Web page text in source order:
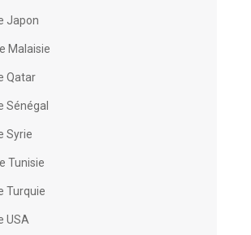
Japon
Malaisie
Qatar
Sénégal
Syrie
Tunisie
Turquie
USA